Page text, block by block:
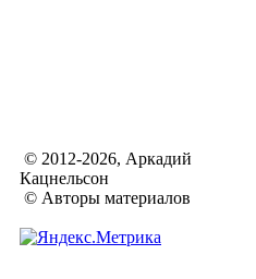
© 2012-2026, Аркадий
Кацнельсон
© Авторы материалов